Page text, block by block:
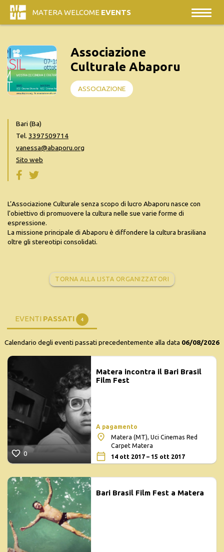
MATERA WELCOME EVENTS
Associazione
Culturale Abaporu
ASSOCIAZIONE
Bari (Ba)
Tel. 3397509714
vanessa@abaporu.org
Sito web
L’Associazione Culturale senza scopo di lucro Abaporu nasce con
l'obiettivo di promuovere la cultura nelle sue varie forme di
espressione.
La missione principale di Abaporu è diffondere la cultura brasiliana
oltre gli stereotipi consolidati.
TORNA ALLA LISTA ORGANIZZATORI
EVENTI PASSATI 4
Calendario degli eventi passati precedentemente alla data 06/08/2026
0
Matera incontra il Bari Brasil
Film Fest
A pagamento
Matera (MT), Uci Cinemas Red
Carpet Matera
14 ott 2017 – 15 ott 2017
Bari Brasil Film Fest a Matera